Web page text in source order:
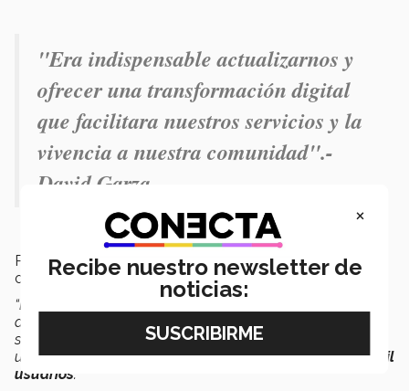
"Era indispensable actualizarnos y
ofrecer una transformación digital
que facilitara nuestros servicios y la
vivencia a nuestra comunidad".-
David Garza.
Posteriormente, en 2023, se buscó replicar el ID para
otros públicos como EXATEC y padres de familia.
“Esta liberación representa un brinco tecnológico de 50
años, un ID Digital en una App propia conectada a
sistemas de seguridad para ser utilizada en una
universidad con el objetivo de impactar amás de cien mil
usuarios.
×
Recibe nuestro newsletter de
noticias: